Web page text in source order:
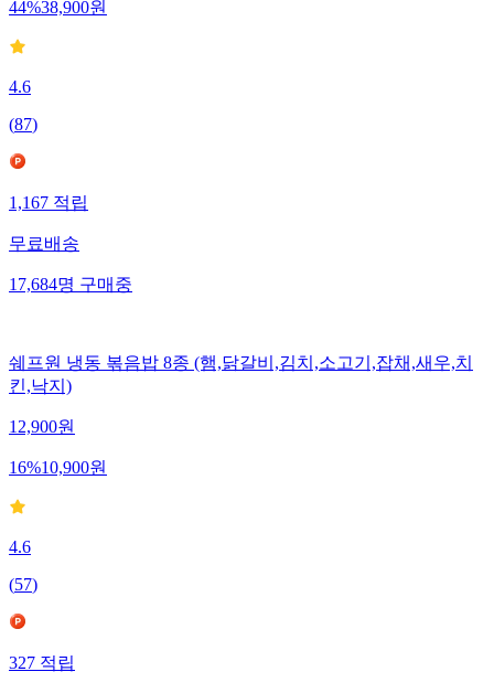
44%38,900원
4.6
(87)
1,167 적립
무료배송
17,684명 구매중
쉐프원 냉동 볶음밥 8종 (햄,닭갈비,김치,소고기,잡채,새우,치
킨,낙지)
12,900원
16%10,900원
4.6
(57)
327 적립